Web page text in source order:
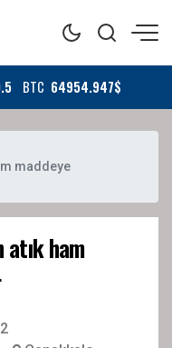
BTC 64954.947$
maddeye
ham